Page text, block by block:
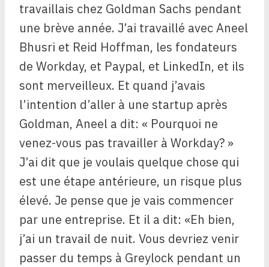
travaillais chez Goldman Sachs pendant
une brève année. J’ai travaillé avec Aneel
Bhusri et Reid Hoffman, les fondateurs
de Workday, et Paypal, et LinkedIn, et ils
sont merveilleux. Et quand j’avais
l’intention d’aller à une startup après
Goldman, Aneel a dit: « Pourquoi ne
venez-vous pas travailler à Workday? »
J’ai dit que je voulais quelque chose qui
est une étape antérieure, un risque plus
élevé. Je pense que je vais commencer
par une entreprise. Et il a dit: «Eh bien,
j’ai un travail de nuit. Vous devriez venir
passer du temps à Greylock pendant un